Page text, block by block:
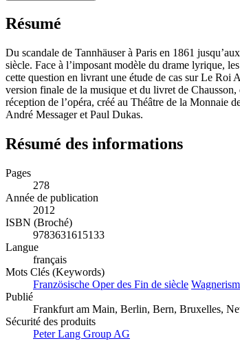
Résumé
Du scandale de Tannhäuser à Paris en 1861
siècle. Face à l’imposant modèle du drame lyrique,
cette question en livrant une étude de cas sur Le Roi
version finale de la musique et du livret de
réception de l’opéra, créé au Théâtre de la Monnaie
André Messager et Paul Dukas.
Résumé des informations
Pages
278
Année de publication
2012
ISBN (Broché)
9783631615133
Langue
français
Mots Clés (Keywords)
Französische Oper des Fin de siècle
Publié
Frankfurt am Main, Berlin, Bern, Bruxelles,
Sécurité des produits
Peter Lang Group AG